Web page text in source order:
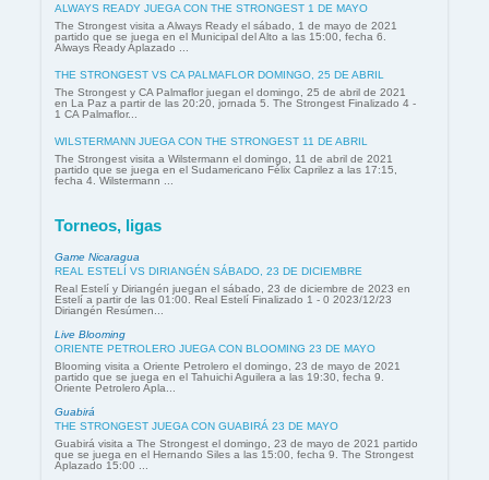
ALWAYS READY JUEGA CON THE STRONGEST 1 DE MAYO
The Strongest visita a Always Ready el sábado, 1 de mayo de 2021
partido que se juega en el Municipal del Alto a las 15:00, fecha 6.
Always Ready Aplazado ...
THE STRONGEST VS CA PALMAFLOR DOMINGO, 25 DE ABRIL
The Strongest y CA Palmaflor juegan el domingo, 25 de abril de 2021
en La Paz a partir de las 20:20, jornada 5. The Strongest Finalizado 4 -
1 CA Palmaflor...
WILSTERMANN JUEGA CON THE STRONGEST 11 DE ABRIL
The Strongest visita a Wilstermann el domingo, 11 de abril de 2021
partido que se juega en el Sudamericano Félix Caprilez a las 17:15,
fecha 4. Wilstermann ...
Torneos, ligas
Game Nicaragua
REAL ESTELÍ VS DIRIANGÉN SÁBADO, 23 DE DICIEMBRE
Real Estelí y Diriangén juegan el sábado, 23 de diciembre de 2023 en
Estelí a partir de las 01:00. Real Estelí Finalizado 1 - 0 2023/12/23
Diriangén Resúmen...
Live Blooming
ORIENTE PETROLERO JUEGA CON BLOOMING 23 DE MAYO
Blooming visita a Oriente Petrolero el domingo, 23 de mayo de 2021
partido que se juega en el Tahuichi Aguilera a las 19:30, fecha 9.
Oriente Petrolero Apla...
Guabirá
THE STRONGEST JUEGA CON GUABIRÁ 23 DE MAYO
Guabirá visita a The Strongest el domingo, 23 de mayo de 2021 partido
que se juega en el Hernando Siles a las 15:00, fecha 9. The Strongest
Aplazado 15:00 ...